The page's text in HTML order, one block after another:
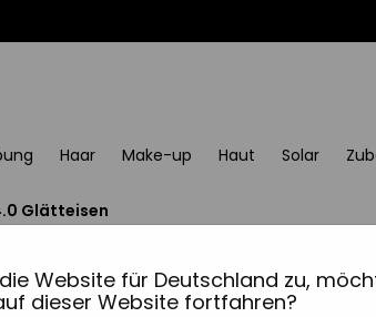
Website für Deutschland zu,
dieser Website fortfahren?
Haar Make-up Haut Solar
Glätteisen
Millenium Pro 4.0
Mit Keramikbeschichtung